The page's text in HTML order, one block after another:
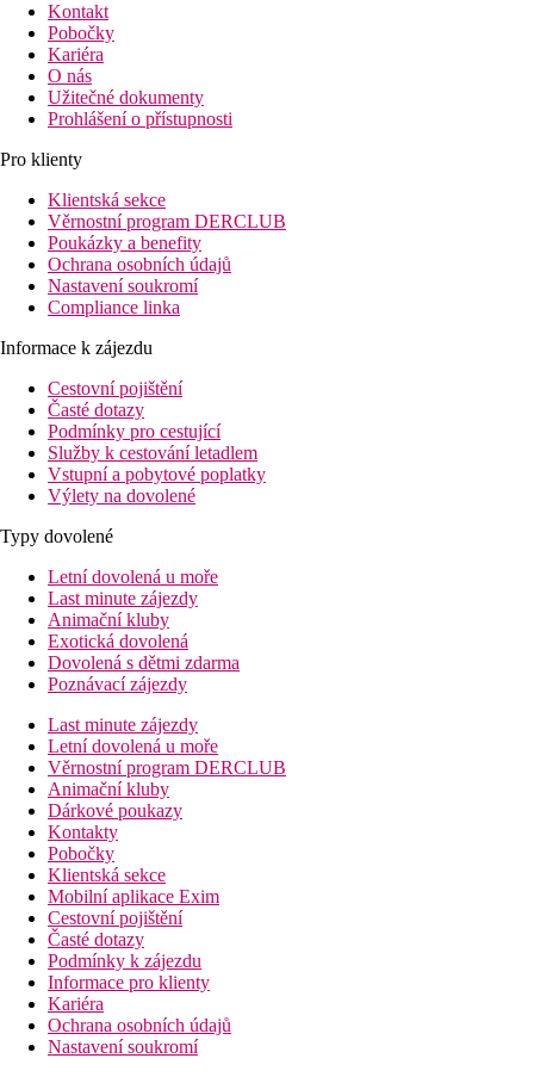
Kontakt
Pobočky
Kariéra
O nás
Užitečné dokumenty
Prohlášení o přístupnosti
Pro klienty
Klientská sekce
Věrnostní program DERCLUB
Poukázky a benefity
Ochrana osobních údajů
Nastavení soukromí
Compliance linka
Informace k zájezdu
Cestovní pojištění
Časté dotazy
Podmínky pro cestující
Služby k cestování letadlem
Vstupní a pobytové poplatky
Výlety na dovolené
Typy dovolené
Letní dovolená u moře
Last minute zájezdy
Animační kluby
Exotická dovolená
Dovolená s dětmi zdarma
Poznávací zájezdy
Last minute zájezdy
Letní dovolená u moře
Věrnostní program DERCLUB
Animační kluby
Dárkové poukazy
Kontakty
Pobočky
Klientská sekce
Mobilní aplikace Exim
Cestovní pojištění
Časté dotazy
Podmínky k zájezdu
Informace pro klienty
Kariéra
Ochrana osobních údajů
Nastavení soukromí